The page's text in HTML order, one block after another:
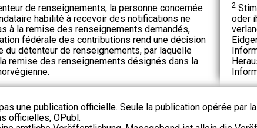
de renseignements, la personne concernée
habilité à recevoir des notifications ne
à la remise des renseignements demandés,
fédérale des contributions rend une décision
du détenteur de renseignements, par laquelle
remise des renseignements désignés dans la
2
oder
une publication officielle. Seule la publication opérée par
officielles, OPubl.